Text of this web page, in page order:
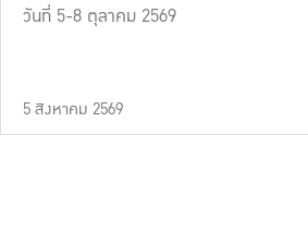
วันที่ 5-8 ตุลาคม 2569
5 สิงหาคม 2569